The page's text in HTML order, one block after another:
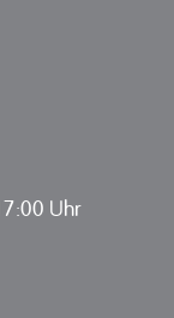
Uhr